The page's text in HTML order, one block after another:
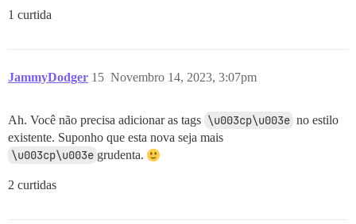
1 curtida
JammyDodger Novembro 14, 2023, 3:07pm
15
Ah. Você não precisa adicionar as tags \u003cp\u003e no estilo
existente. Suponho que esta nova seja mais
\u003cp\u003e grudenta.
2 curtidas